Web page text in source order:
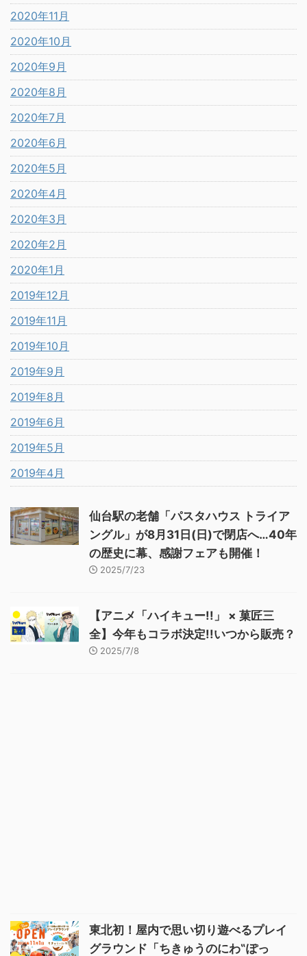
2020年11月
2020年10月
2020年9月
2020年8月
2020年7月
2020年6月
2020年5月
2020年4月
2020年3月
2020年2月
2020年1月
2019年12月
2019年11月
2019年10月
2019年9月
2019年8月
2019年6月
2019年5月
2019年4月
仙台駅の老舗「パスタハウス トライア
ングル」が8月31日(日)で閉店へ…40年
の歴史に幕、感謝フェアも開催！
2025/7/23
【アニメ「ハイキュー!!」 × 菓匠三
全】今年もコラボ決定!!いつから販売？
2025/7/8
東北初！屋内で思い切り遊べるプレイ
グラウンド「ちきゅうのにわ‟ぽっ